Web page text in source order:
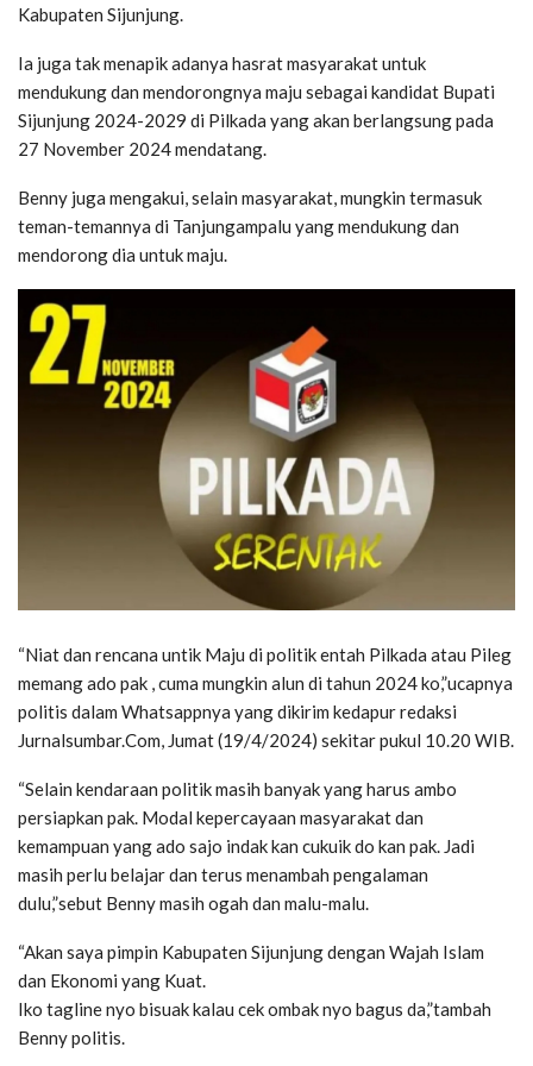
Kabupaten Sijunjung.
Ia juga tak menapik adanya hasrat masyarakat untuk
mendukung dan mendorongnya maju sebagai kandidat Bupati
Sijunjung 2024-2029 di Pilkada yang akan berlangsung pada
27 November 2024 mendatang.
Benny juga mengakui, selain masyarakat, mungkin termasuk
teman-temannya di Tanjungampalu yang mendukung dan
mendorong dia untuk maju.
“Niat dan rencana untik Maju di politik entah Pilkada atau Pileg
memang ado pak , cuma mungkin alun di tahun 2024 ko,”ucapnya
politis dalam Whatsappnya yang dikirim kedapur redaksi
Jurnalsumbar.Com, Jumat (19/4/2024) sekitar pukul 10.20 WIB.
“Selain kendaraan politik masih banyak yang harus ambo
persiapkan pak. Modal kepercayaan masyarakat dan
kemampuan yang ado sajo indak kan cukuik do kan pak. Jadi
masih perlu belajar dan terus menambah pengalaman
dulu,”sebut Benny masih ogah dan malu-malu.
“Akan saya pimpin Kabupaten Sijunjung dengan Wajah Islam
dan Ekonomi yang Kuat.
Iko tagline nyo bisuak kalau cek ombak nyo bagus da,”tambah
Benny politis.